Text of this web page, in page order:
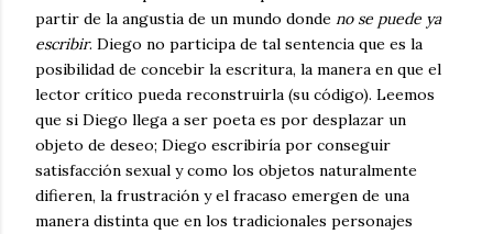
partir de la angustia de un mundo donde no se puede ya
escribir. Diego no participa de tal sentencia que es la
posibilidad de concebir la escritura, la manera en que el
lector crítico pueda reconstruirla (su código). Leemos
que si Diego llega a ser poeta es por desplazar un
objeto de deseo; Diego escribiría por conseguir
satisfacción sexual y como los objetos naturalmente
difieren, la frustración y el fracaso emergen de una
manera distinta que en los tradicionales personajes